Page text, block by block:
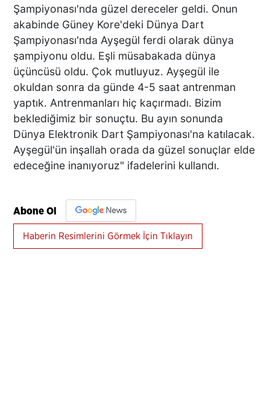
Şampiyonası'nda güzel dereceler geldi. Onun
akabinde Güney Kore'deki Dünya Dart
Şampiyonası'nda Ayşegül ferdi olarak dünya
şampiyonu oldu. Eşli müsabakada dünya
üçüncüsü oldu. Çok mutluyuz. Ayşegül ile
okuldan sonra da günde 4-5 saat antrenman
yaptık. Antrenmanları hiç kaçırmadı. Bizim
beklediğimiz bir sonuçtu. Bu ayın sonunda
Dünya Elektronik Dart Şampiyonası'na katılacak.
Ayşegül'ün inşallah orada da güzel sonuçlar elde
edeceğine inanıyoruz" ifadelerini kullandı.
Abone Ol
Haberin Resimlerini Görmek İçin Tıklayın